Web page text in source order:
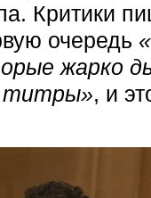
Критики
очередь
жарко
титры», и